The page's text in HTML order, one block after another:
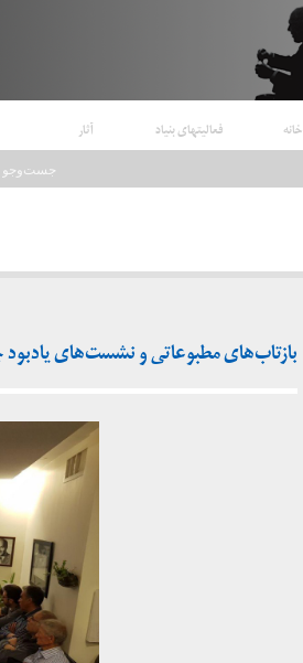
خانه فعالیتهای بنیاد آثار
بازتاب‌های مطبوعاتی و نشست‌های یادبود